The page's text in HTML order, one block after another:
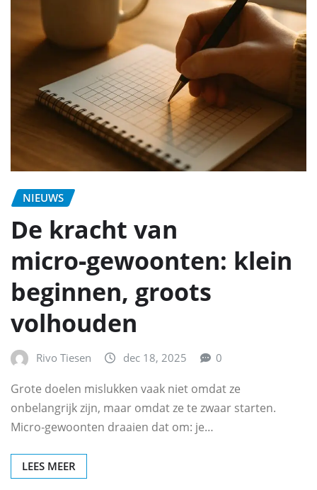
NIEUWS
De kracht van
micro‑gewoonten: klein
beginnen, groots
volhouden
Rivo Tiesen dec 18, 2025 0
Grote doelen mislukken vaak niet omdat ze
onbelangrijk zijn, maar omdat ze te zwaar starten.
Micro‑gewoonten draaien dat om: je…
LEES MEER